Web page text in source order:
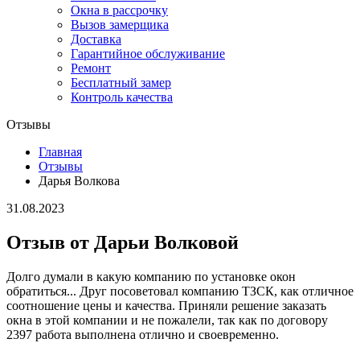
Окна в рассрочку
Вызов замерщика
Доставка
Гарантийное обслуживание
Ремонт
Бесплатный замер
Контроль качества
Отзывы
Главная
Отзывы
Дарья Волкова
31.08.2023
Отзыв от Дарьи Волковой
Долго думали в какую компанию по установке окон
обратиться... Друг посоветовал компанию ТЗСК, как отличное
соотношение цены и качества. Приняли решение заказать
окна в этой компании и не пожалели, так как по договору
2397 работа выполнена отлично и своевременно.